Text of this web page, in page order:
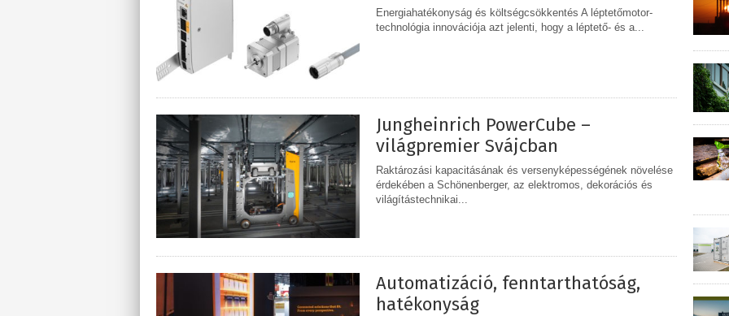
Energiahatékonyság és költségcsökkentés A léptetőmotor-
technológia innovációja azt jelenti, hogy a léptető- és a...
Jungheinrich PowerCube –
világpremier Svájcban
Raktározási kapacitásának és versenyképességének növelése
érdekében a Schönenberger, az elektromos, dekorációs és
világítástechnikai...
Automatizáció, fenntarthatóság,
hatékonyság